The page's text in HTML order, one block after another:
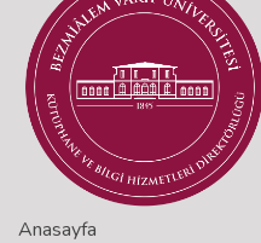
Anasayfa